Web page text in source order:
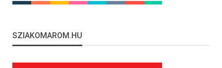
SZIAKOMAROM.HU